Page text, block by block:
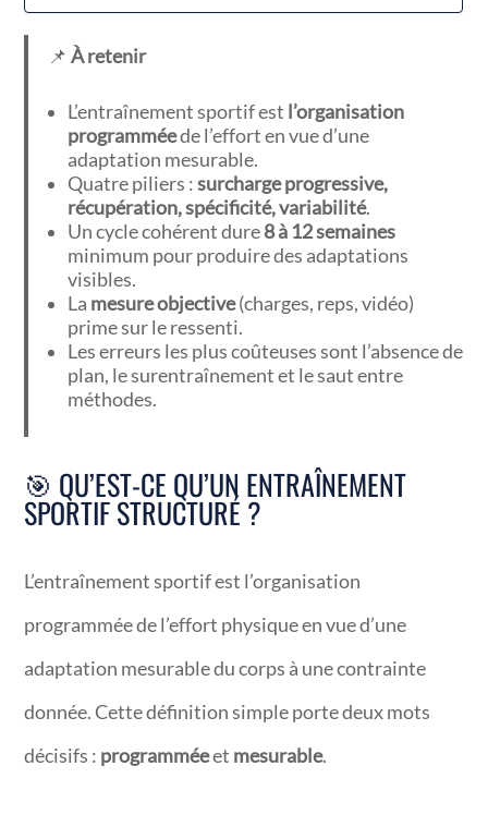
📌À retenir
L’entraînement sportif est l’organisation
programméede l’effort en vue d’une
adaptation mesurable.
Quatre piliers :surcharge progressive,
récupération, spécificité, variabilité.
Un cycle cohérent dure8 à 12 semaines
minimum pour produire des adaptations
visibles.
La mesure objective(charges, reps, vidéo)
prime sur le ressenti.
Les erreurs les plus coûteuses sont l’absence de
plan, le surentraînement et le saut entre
méthodes.
🎯 QU’EST-CE QU’UN ENTRAÎNEMENT
SPORTIF STRUCTURÉ ?
L’entraînement sportif est l’organisation
programmée de l’effort physique en vue d’une
adaptation mesurable du corps à une contrainte
donnée. Cette définition simple porte deux mots
décisifs : programméeet mesurable.